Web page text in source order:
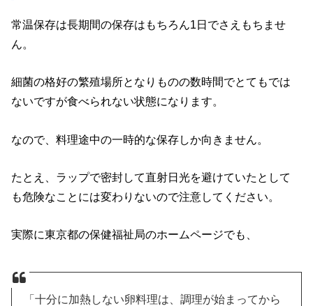
常温保存は長期間の保存はもちろん1日でさえもちませ
ん。
細菌の格好の繁殖場所となりものの数時間でとてもでは
ないですが食べられない状態になります。
なので、料理途中の一時的な保存しか向きません。
たとえ、ラップで密封して直射日光を避けていたとして
も危険なことには変わりないので注意してください。
実際に東京都の保健福祉局のホームページでも、
「十分に加熱しない卵料理は、調理が始まってから